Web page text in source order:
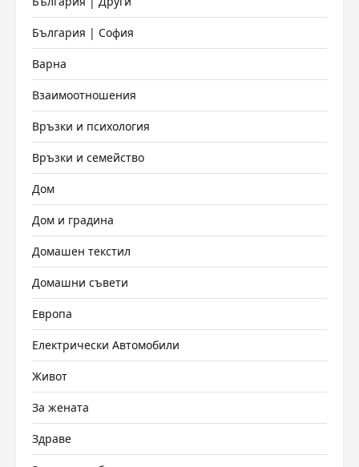
България | София
Варна
Взаимоотношения
Връзки и психология
Връзки и семейство
Дом
Дом и градина
Домашен текстил
Домашни съвети
Европа
Електрически Автомобили
Живот
За жената
Здраве